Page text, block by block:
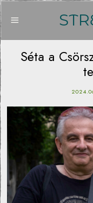
Séta a